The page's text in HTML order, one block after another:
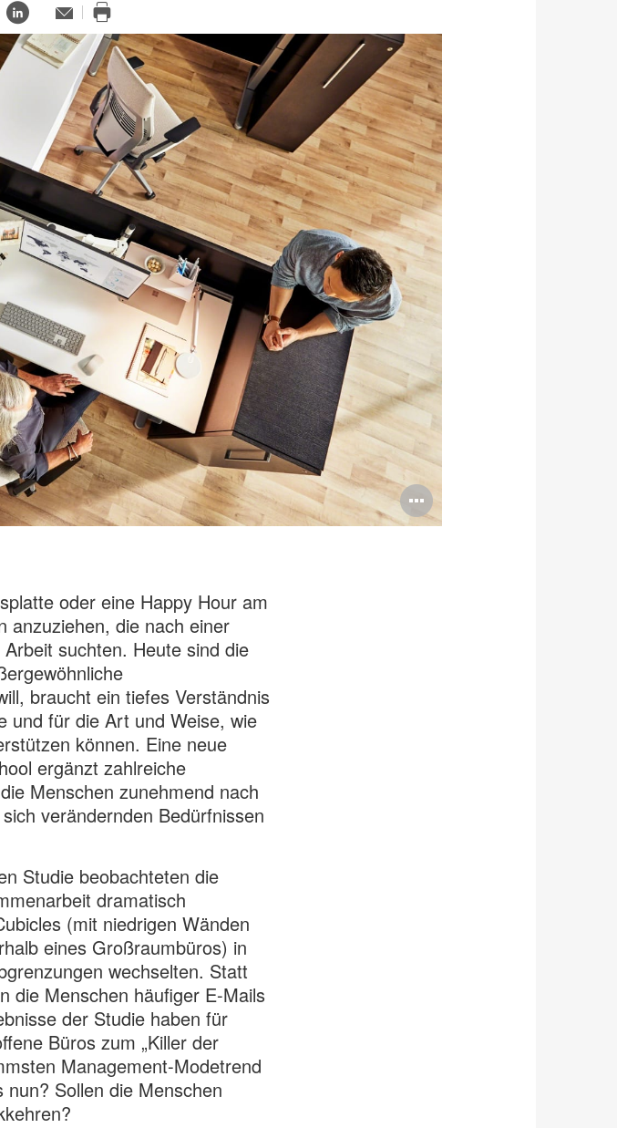
Auf
LinkedIn
teilen
E-
Adresse
Diese
Seite
drucken
öffnen
oder eine Happy Hour am
anzuziehen, die nach einer
suchten. Heute sind die
braucht ein tiefes Verständnis
und für die Art und Weise, wie
können. Eine neue
ergänzt zahlreiche
Menschen zunehmend nach
verändernden Bedürfnissen
Studie beobachteten die
dramatisch
(mit niedrigen Wänden
eines Großraumbüros) in
wechselten. Statt
die Menschen häufiger E-Mails
der Studie haben für
Büros zum „Killer der
Management-Modetrend
Sollen die Menschen